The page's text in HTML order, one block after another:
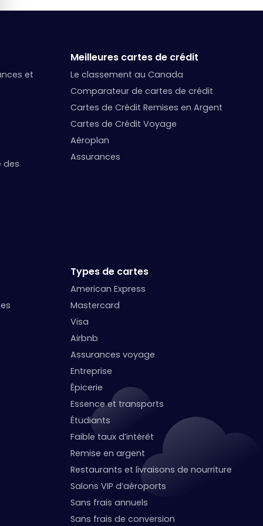
et
des
Meilleures cartes de crédit
Le classement au Canada
Comparateur de cartes de crédit
Cartes de Crédit Remises en Argent
Cartes de Crédit Voyage
Aéroplan
Assurances
Types de cartes
American Express
Mastercard
Visa
Airbnb
Assurances voyage
Entreprise
Épicerie
Essence et transports
Étudiants
Faible taux d’intérêt
Remise en argent
Restaurants et livraisons de nourriture
Salons VIP d’aéroports
Sans frais annuels
Sans frais de conversion